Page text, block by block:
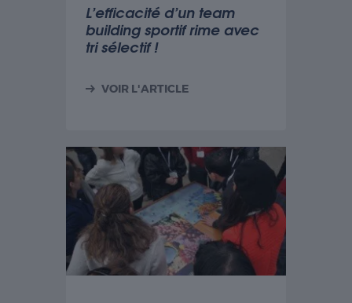
L’efficacité d’un team
building sportif rime avec
tri sélectif !
VOIR L'ARTICLE